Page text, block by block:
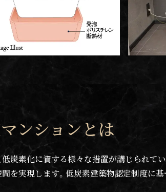
マンションとは
炭素化に資する様々な措置が講じられて
を実現します。低炭素建築物認定制度に